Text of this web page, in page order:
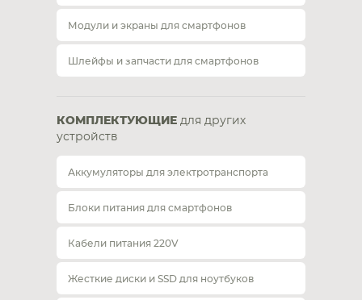
Модули и экраны для смартфонов
Шлейфы и запчасти для смартфонов
КОМПЛЕКТУЮЩИЕ для других
устройств
Аккумуляторы для электротранспорта
Блоки питания для смартфонов
Кабели питания 220V
Жесткие диски и SSD для ноутбуков